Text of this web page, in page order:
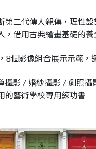
第二代傳人親傳，理性
，借用古典繪畫基礎的
8個影像組合展示示範，
攝影/ 婚紗攝影/ 劇照攝
的藝術學校專用練功書